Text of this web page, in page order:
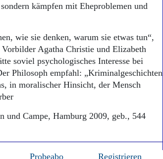
kämpfen mit Eheproblemen und
wie sie denken, warum sie etwas tun“,
Agatha Christie und Elizabeth
soviel psychologisches Interesse bei
Philosoph empfahl: „Kriminalgeschichten
in moralischer Hinsicht, der Mensch
und Campe, Hamburg 2009, geb., 544
Probeabo
Registrieren